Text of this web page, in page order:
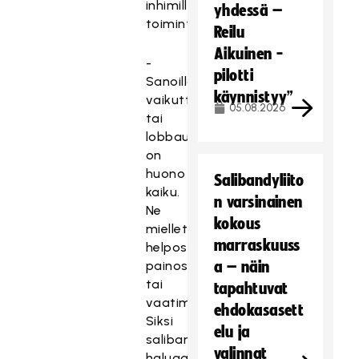
inhimillistä
toimintaa.
-
Sanoilla
vaikuttamisella
tai
lobbauksella
on
huono
kaiku.
Ne
mielletään
helposti
painostamiseksi
tai
vaatimiseksi.
Siksi
salibandy
yhdessä –
Reilu
Aikuinen -
pilotti
käynnistyy”
05.08.2026
Salibandyliito
n varsinainen
kokous
marraskuuss
a – näin
tapahtuvat
ehdokasasett
elu ja
valinnat